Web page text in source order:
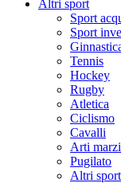
Altri sport
Sport
Sport
Tennis
Hockey
Rugby
Atletica
Ciclismo
Cavalli
Arti
Pugilato
Altri sport